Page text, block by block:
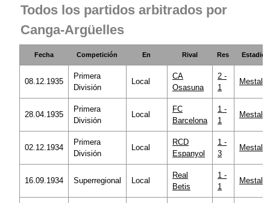
Todos los partidos arbitrados por
Canga-Argüelles
Fecha Competición En Rival Res Estadio
08.12.1935
Primera
División
Local
CA
Osasuna
2 -
1
Mestalla
28.04.1935
Primera
División
Local
FC
Barcelona
1 -
1
Mestalla
02.12.1934
Primera
División
Local
RCD
Espanyol
1 -
3
Mestalla
16.09.1934 Superregional Local
Real
Betis
1 -
1
Mestalla